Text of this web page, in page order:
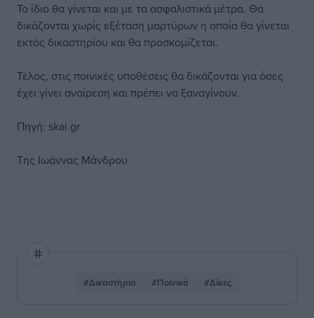
Το ίδιο θα γίνεται και με τα ασφαλιστικά μέτρα. Θα
δικάζονται χωρίς εξέταση μαρτύρων η οποία θα γίνεται
εκτός δικαστηρίου και θα προσκομίζεται.
Τέλος, στις ποινικές υποθέσεις θα δικάζονται για όσες
έχει γίνει αναίρεση και πρέπει να ξαναγίνουν.
Πηγή: skai.gr
Της Ιωάννας Μάνδρου
#Δικαστήρια #Ποινικά #Δίκες